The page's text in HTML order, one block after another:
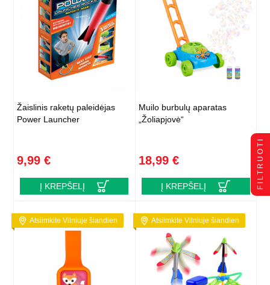
Žaislinis raketų paleidėjas
Power Launcher
9,99 €
Į KREPŠELĮ
Muilo burbulų aparatas
„Žoliapjovė“
18,99 €
Į KREPŠELĮ
Atsiimkite Vilniuje šiandien Atsiimkite Vilniuje šiandien
FILTRUOTI